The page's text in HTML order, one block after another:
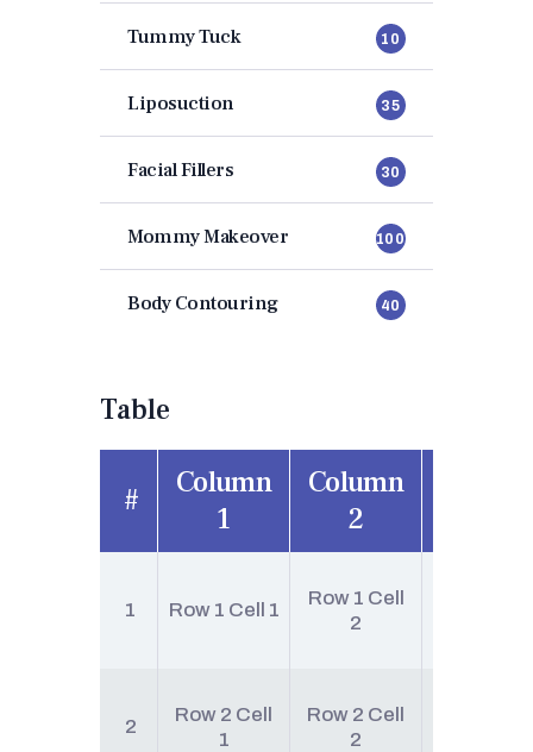
Tummy Tuck 10
Liposuction 35
Facial Fillers 30
Mommy Makeover 100
Body Contouring 40
Table
#
Column
1
Column
2
1 Row 1 Cell 1
Row 1 Cell
2
2
Row 2 Cell
1
Row 2 Cell
2